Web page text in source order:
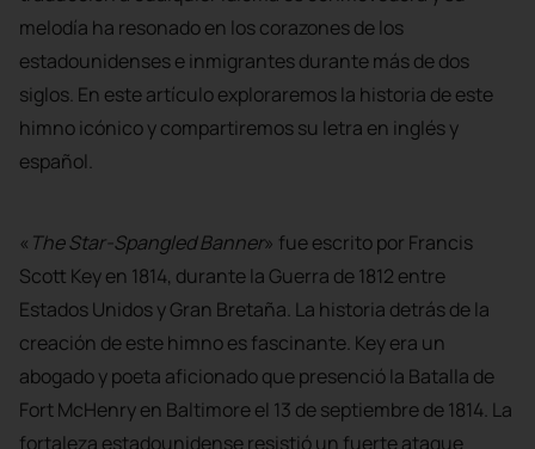
melodía ha resonado en los corazones de los
estadounidenses e inmigrantes durante más de dos
siglos. En este artículo exploraremos la historia de este
himno icónico y compartiremos su letra en inglés y
español.
« The Star-Spangled Banner» fue escrito por Francis
Scott Key en 1814, durante la Guerra de 1812 entre
Estados Unidos y Gran Bretaña. La historia detrás de la
creación de este himno es fascinante. Key era un
abogado y poeta aficionado que presenció la Batalla de
Fort McHenry en Baltimore el 13 de septiembre de 1814. La
fortaleza estadounidense resistió un fuerte ataque